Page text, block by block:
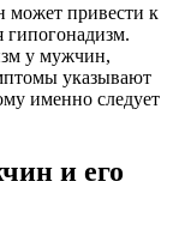
может привести к
гипогонадизм.
у мужчин,
указывают
именно следует
и его